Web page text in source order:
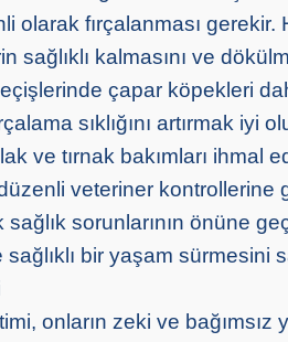
olarak fırçalanması
sağlıklı kalmasını ve
çapar köpekleri
sıklığını artırmak iyi
ve tırnak bakımları ihmal
veteriner kontrollerine
sorunlarının önüne
bir yaşam sürmesini
onların zeki ve bağımsız